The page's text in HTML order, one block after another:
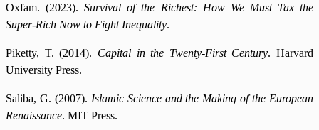
Oxfam. (2023).Survival of the Richest: How We Must Tax the
Super-Rich Now to Fight Inequality.
Piketty, T. (2014). Capital in the Twenty-First Century. Harvard
University Press.
Saliba, G. (2007). Islamic Science and the Making of the European
Renaissance. MIT Press.